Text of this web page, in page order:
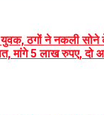
ठगों ने नकली सोने
मांगे 5 लाख रुपए, दो